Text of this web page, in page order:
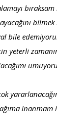
bile
yeterli